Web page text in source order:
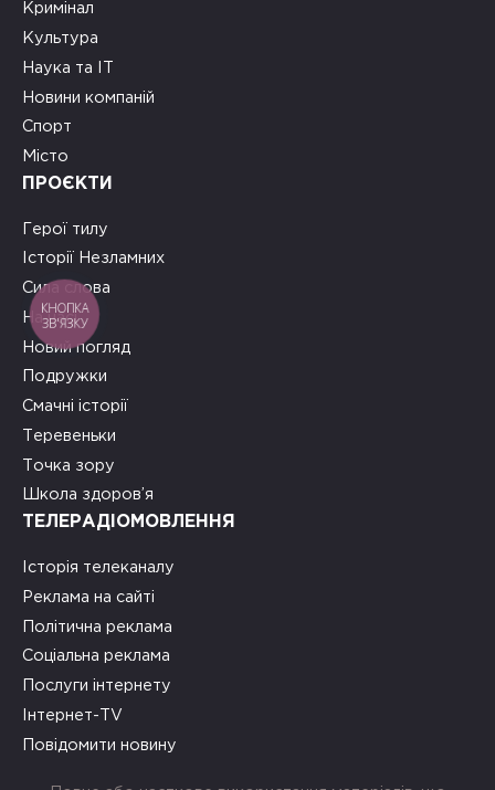
Кримінал
Культура
Наука та ІТ
Новини компаній
Спорт
Місто
ПРОЄКТИ
Герої тилу
Історії Незламних
Сила слова
На часі
Новий погляд
Подружки
Смачні історії
Теревеньки
Точка зору
Школа здоров’я
ТЕЛЕРАДІОМОВЛЕННЯ
Історія телеканалу
Реклама на сайті
Політична реклама
Соціальна реклама
Послуги інтернету
Інтернет-TV
Повідомити новину
КНОПКА
ЗВ'ЯЗКУ